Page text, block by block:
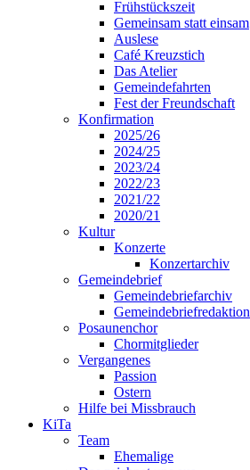
Frühstückszeit
Gemeinsam statt einsam
Auslese
Café Kreuzstich
Das Atelier
Gemeindefahrten
Fest der Freundschaft
Konfirmation
2025/26
2024/25
2023/24
2022/23
2021/22
2020/21
Kultur
Konzerte
Konzertarchiv
Gemeindebrief
Gemeindebriefarchiv
Gemeindebriefredaktion
Posaunenchor
Chormitglieder
Vergangenes
Passion
Ostern
Hilfe bei Missbrauch
KiTa
Team
Ehemalige